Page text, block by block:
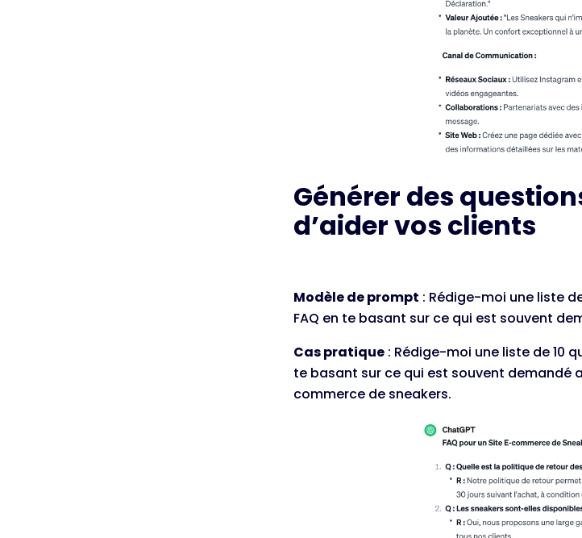
Générer des
d’aider vos clients
Modèle de prompt : Rédige-moi une liste
FAQ en te basant sur ce qui est souvent
Cas pratique : Rédige-moi une liste de 10
te basant sur ce qui est souvent demandé
commerce de sneakers.